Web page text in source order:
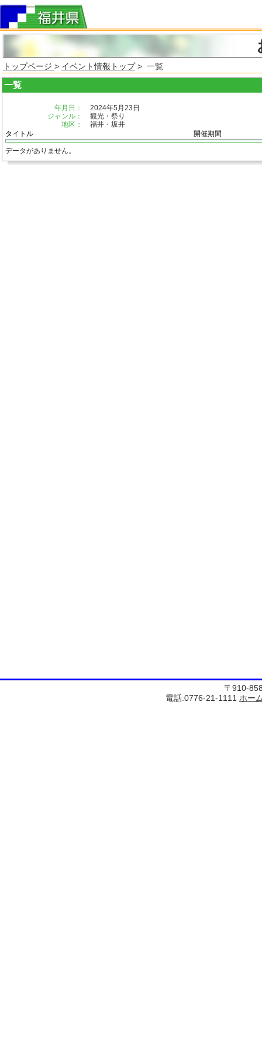
トップページ > イベント情報トップ> 一覧
一覧
年月日：
2024年5月23日
ジャンル：
観光・祭り
地区：
福井・坂井
タイトル
開催期間
データがありません。
〒910-
電話:0776-21-1111 ホー